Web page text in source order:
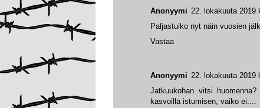
Anonyymi 22. lokakuuta 2019
Jatkuukohan vitsi
kasvoilla istumisen, vaiko ei....
Anonyymi 22. lokakuuta 2019
Paljastuiko nyt näin vuosien
Vastaa